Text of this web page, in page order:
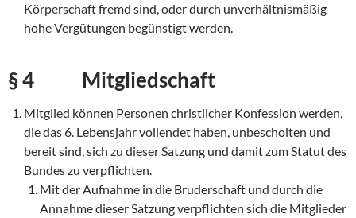
Körperschaft fremd sind, oder durch unverhältnismäßig
hohe Vergütungen begünstigt werden.
§ 4 Mitgliedschaft
Mitglied können Personen christlicher Konfession werden,
die das 6. Lebensjahr vollendet haben, unbescholten und
bereit sind, sich zu dieser Satzung und damit zum Statut des
Bundes zu verpflichten.
Mit der Aufnahme in die Bruderschaft und durch die
Annahme dieser Satzung verpflichten sich die Mitglieder